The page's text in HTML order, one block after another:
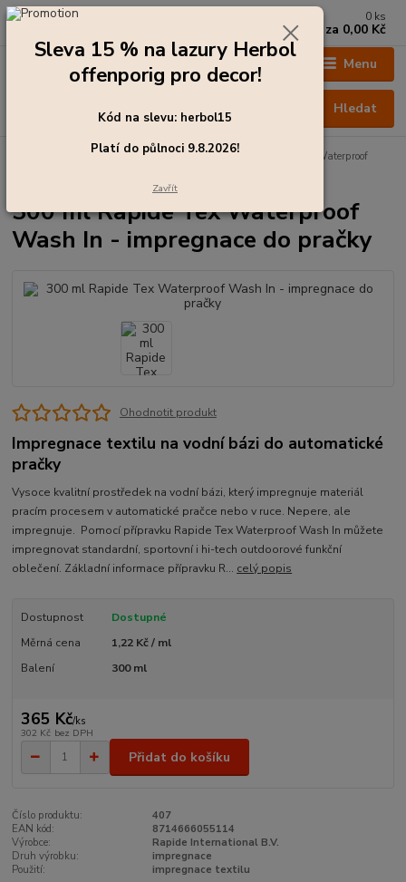
Menu
Hledat
+420 273 136 255
0 ks
za 0,00 Kč
Impregnace a ochrana oblečení
300 ml Rapide Tex Waterproof
300 ml Rapide Tex Waterproof
Wash In - impregnace do pračky
Ohodnotit produkt
Impregnace textilu na vodní bázi do automatické
pračky
Vysoce kvalitní prostředek na vodní bázi, který impregnuje materiál
pracím procesem v automatické pračce nebo v ruce. Nepere, ale
impregnuje. Pomocí přípravku Rapide Tex Waterproof Wash In můžete
impregnovat standardní, sportovní i hi-tech outdoorové funkční
oblečení. Základní informace přípravku R... celý popis
Dostupnost
Dostupné
Měrná cena
1,22 Kč / ml
Balení
300 ml
365 Kč/ks
302 Kč bez DPH
Přidat do košíku
Číslo produktu:
407
EAN kód:
8714666055114
Výrobce:
Rapide International B.V.
Druh výrobku:
impregnace
Použití:
impregnace textilu
Sleva 15 % na lazury Herbol
offenporig pro decor!
Kód na slevu: herbol15
Platí do půlnoci 9.8.2026!
Zavřít